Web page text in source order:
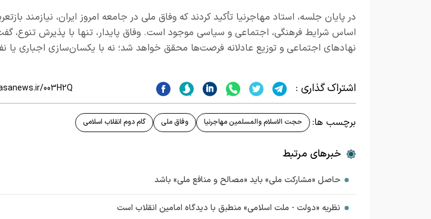
در پایان جلسه، استاد مهاجرنیا تأکید کردند که وفاق ملی در جامعه امروز ایران، نیازمند
اساس شرایط فرهنگی، اجتماعی و سیاسی موجود است. وفاق پایدار، تنها با پذیرش تنوع،
نهادهای اجتماعی و توزیع عادلانه فرصت‌ها محقق خواهد شد؛ نه با یکسان‌سازی اجباری یا
اشتراک گذاری : 003H2Q
برچسب ها: حجت الاسلام والمسلمین مهاجرنیا وفاق ملی گام دوم انقلاب اسلامی
خبرهای مرتبط
حاصل «مشارکت ملی» باید «مصالح و منافع ملی» باشد
نظریه «دولت - ملت اسلامی» منطبق با دیدگاه امامین انقلاب است